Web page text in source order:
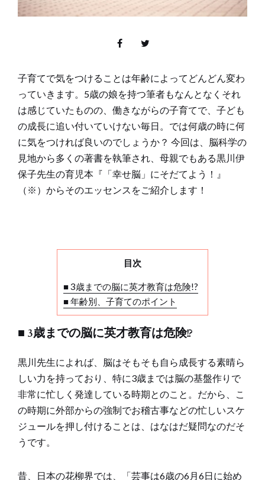
子育てで気をつけることは年齢によってどんどん変わ
っていきます。5歳の娘を持つ筆者もなんとなくそれ
は感じていたものの、働きながらの子育てで、子ども
の成長に追い付いていけない毎日。では何歳の時に何
に気をつければ良いのでしょうか？ 今回は、脳科学の
見地から多くの著書を執筆され、母親でもある黒川伊
保子先生の育児本『「幸せ脳」にそだてよう！』
（※）からそのエッセンスをご紹介します！
目次
■ 3歳までの脳に英才教育は危険!?
■ 年齢別、子育てのポイント
■ 3歳までの脳に英才教育は危険!?
黒川先生によれば、脳はそもそも自ら成長する素晴ら
しい力を持っており、特に3歳までは脳の基盤作りで
非常に忙しく発達している時期とのこと。だから、こ
の時期に外部からの強制でお稽古事などの忙しいスケ
ジュールを押し付けることは、はなはだ疑問なのだそ
うです。
昔、日本の花柳界では、「芸事は6歳の6月6日に始め